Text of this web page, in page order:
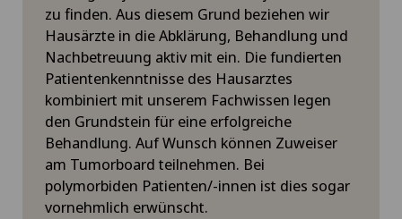
zu finden. Aus diesem Grund beziehen wir
Hausärzte in die Abklärung, Behandlung und
Nachbetreuung aktiv mit ein. Die fundierten
Patientenkenntnisse des Hausarztes
kombiniert mit unserem Fachwissen legen
den Grundstein für eine erfolgreiche
Behandlung. Auf Wunsch können Zuweiser
am Tumorboard teilnehmen. Bei
polymorbiden Patienten/-innen ist dies sogar
vornehmlich erwünscht.